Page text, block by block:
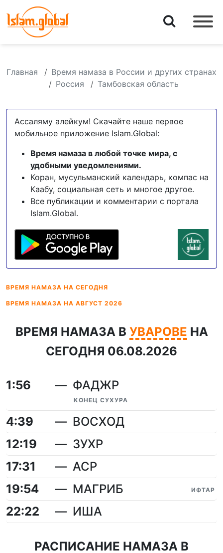
Главная
Время намаза в России и других странах
Россия
Тамбовская область
Ассаляму алейкум! Скачайте наше первое
мобильное приложение Islam.Global:
Время намаза в любой точке мира, с
удобными уведомлениями.
Коран, мусульманский календарь, компас на
Каабу, социальная сеть и многое другое.
Все публикации и комментарии с портала
Islam.Global.
ВРЕМЯ НАМАЗА НА СЕГОДНЯ
ВРЕМЯ НАМАЗА НА АВГУСТ 2026
ВРЕМЯ НАМАЗА В УВАРОВЕ НА
СЕГОДНЯ 06.08.2026
1:56 ФАДЖР
КОНЕЦ СУХУРА
4:39
ВОСХОД
12:19
ЗУХР
17:31
АСР
19:54
МАГРИБ ИФТАР
22:22 ИША
РАСПИСАНИЕ НАМАЗА В